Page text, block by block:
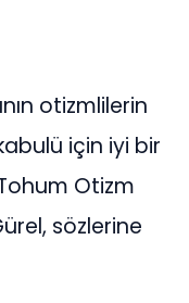
otizmlilerin
için iyi bir
Otizm
sözlerine